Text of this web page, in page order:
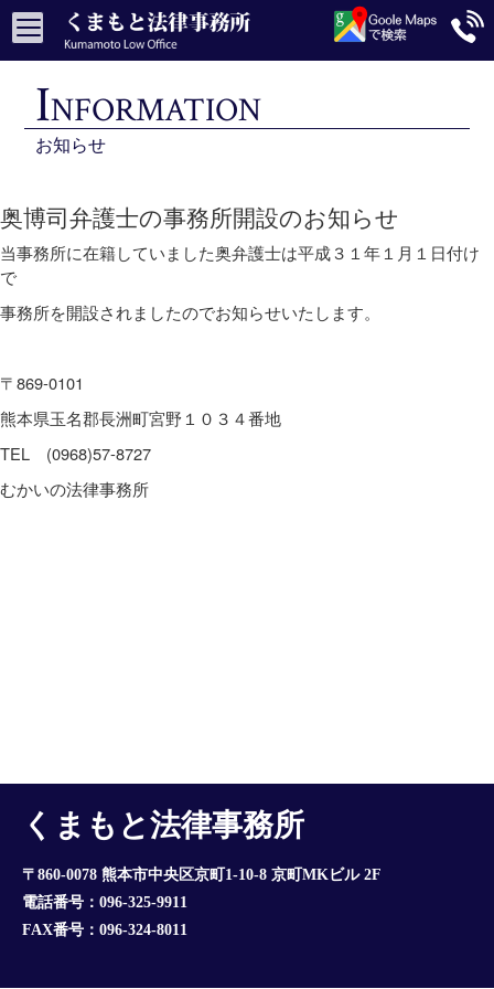
INFORMATION
奥博司弁護士の事務所開設のお知らせ
当事務所に在籍していました奥弁護士は平成３１年１月１日付け
で
事務所を開設されましたのでお知らせいたします。
〒869-0101
熊本県玉名郡長洲町宮野１０３４番地
TEL (0968)57-8727
むかいの法律事務所
くまもと法律事務所
〒860-0078 熊本市中央区京町1-10-8 京町MKビル 2F
電話番号：096-325-9911
FAX番号：096-324-8011